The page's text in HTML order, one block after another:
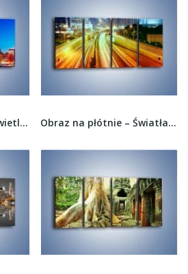
Obraz na płótnie – Oświetlone wieżowce Hong... Obraz na płótnie – Światła ruchu ulicznego w...